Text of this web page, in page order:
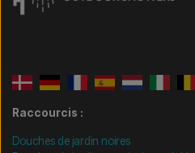
Raccourcis :
Douches de jardin noires